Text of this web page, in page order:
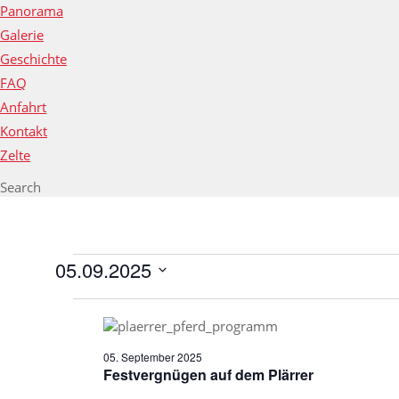
Panorama
Galerie
Geschichte
FAQ
Anfahrt
Kontakt
Zelte
Search
FÜR
05.
SEPTEMBER
2025
05.09.2025
Festvergnügen auf dem Plärrer
05. September 2025